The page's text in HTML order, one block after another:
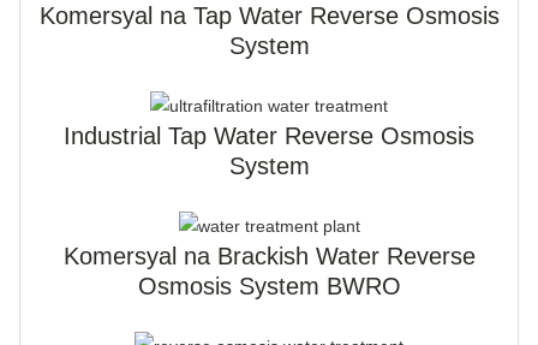
Komersyal na Tap Water Reverse Osmosis
System
Industrial Tap Water Reverse Osmosis
System
Komersyal na Brackish Water Reverse
Osmosis System BWRO